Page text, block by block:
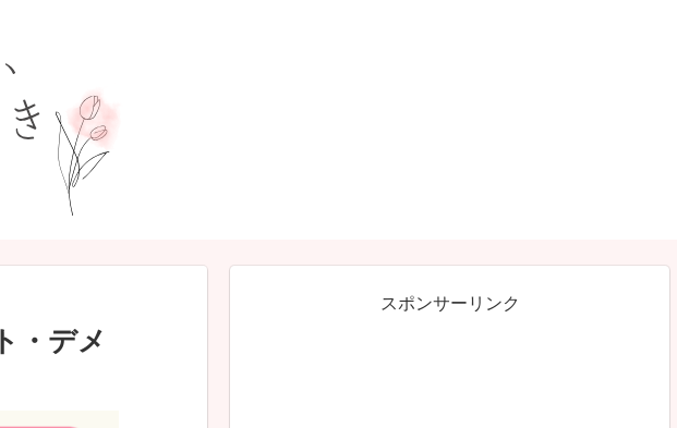
・デメ
スポンサーリンク